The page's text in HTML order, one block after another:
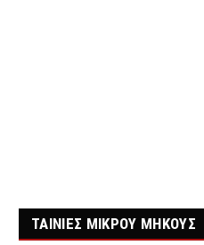
ΤΑΙΝΙΕΣ ΜΙΚΡΟΥ ΜΗΚΟΥΣ